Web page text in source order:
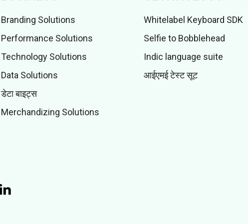
Branding Solutions
Performance Solutions
Technology Solutions
Data Solutions
डेटा बाइट्स
Merchandizing Solutions
Whitelabel Keyboard SDK
Selfie to Bobblehead
Indic language suite
आईएमई टेस्ट सूट